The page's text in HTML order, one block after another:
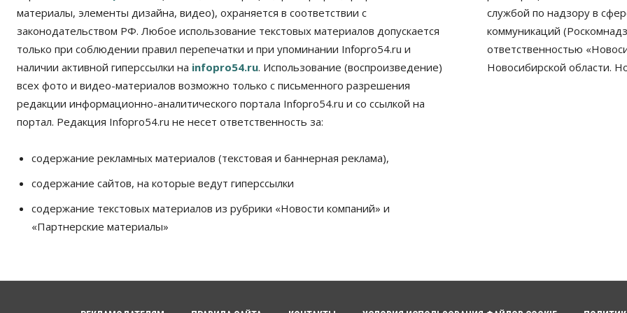
материалы, элементы дизайна, видео), охраняется в соответствии с
законодательством РФ. Любое использование текстовых материалов допускается
только при соблюдении правил перепечатки и при упоминании Infopro54.ru и
наличии активной гиперссылки на infopro54.ru. Использование (воспроизведение)
всех фото и видео-материалов возможно только с письменного разрешения
редакции информационно-аналитического портала Infopro54.ru и со ссылкой на
портал. Редакция Infopro54.ru не несет ответственность за:
содержание рекламных материалов (текстовая и баннерная реклама),
содержание сайтов, на которые ведут гиперссылки
содержание текстовых материалов из рубрики «Новости компаний» и
«Партнерские материалы»
службой по надзору в
коммуникаций
ответственностью
Новосибирской области.